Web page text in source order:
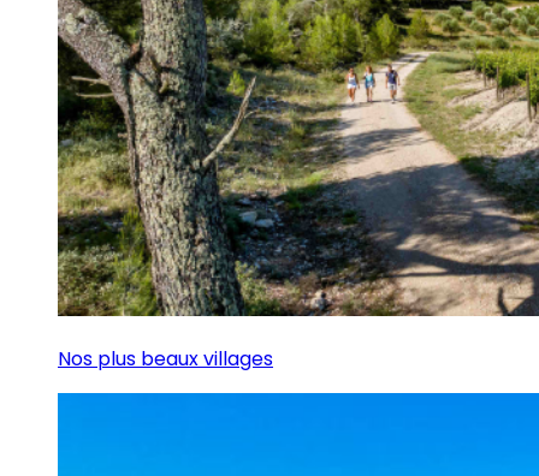
Nos plus beaux villages